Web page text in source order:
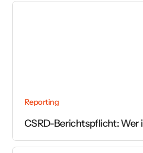
Reporting
CSRD-Berichtspflicht: Wer